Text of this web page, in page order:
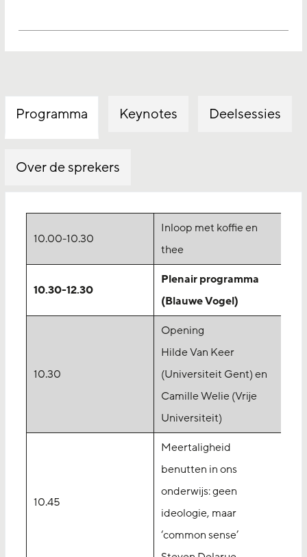
Programma Keynotes Deelsessies
Over de sprekers
10.00-10.30
Inloop met koffie en
thee
10.30-12.30
Plenair programma
(Blauwe Vogel)
10.30
Opening
Hilde Van Keer
(Universiteit Gent) en
Camille Welie (Vrije
Universiteit)
10.45
Meertaligheid
benutten in ons
onderwijs: geen
ideologie, maar
‘common sense’